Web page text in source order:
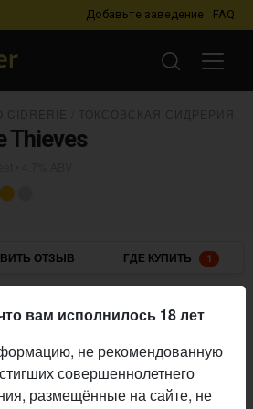
Добавьте заведение FAQ
Thieves
ОТЗЫВ ГДЕ КУПИТЬ 1
Cidrerie / Токсовская Сидрерия
вам исполнилось 18 лет
не рекомендованную
совершеннолетнего
размещённые на сайте, не